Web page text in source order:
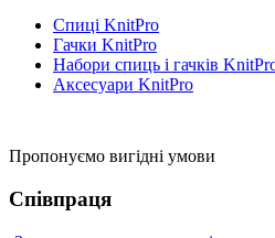
Спиці KnitPro
Гачки KnitPro
Набори спиць і гачків
Аксесуари KnitPro
Пропонуємо вигідні умови
Співпраця